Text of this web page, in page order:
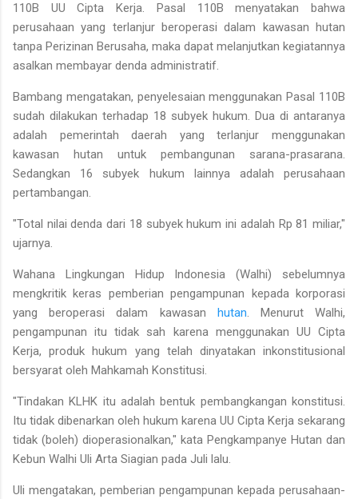
110B UU Cipta Kerja. Pasal 110B menyatakan bahwa
perusahaan yang terlanjur beroperasi dalam kawasan hutan
tanpa Perizinan Berusaha, maka dapat melanjutkan kegiatannya
asalkan membayar denda administratif.
Bambang mengatakan, penyelesaian menggunakan Pasal 110B
sudah dilakukan terhadap 18 subyek hukum. Dua di antaranya
adalah pemerintah daerah yang terlanjur menggunakan
kawasan hutan untuk pembangunan sarana-prasarana.
Sedangkan 16 subyek hukum lainnya adalah perusahaan
pertambangan.
"Total nilai denda dari 18 subyek hukum ini adalah Rp 81 miliar,"
ujarnya.
Wahana Lingkungan Hidup Indonesia (Walhi) sebelumnya
mengkritik keras pemberian pengampunan kepada korporasi
yang beroperasi dalam kawasan hutan. Menurut Walhi,
pengampunan itu tidak sah karena menggunakan UU Cipta
Kerja, produk hukum yang telah dinyatakan inkonstitusional
bersyarat oleh Mahkamah Konstitusi.
"Tindakan KLHK itu adalah bentuk pembangkangan konstitusi.
Itu tidak dibenarkan oleh hukum karena UU Cipta Kerja sekarang
tidak (boleh) dioperasionalkan," kata Pengkampanye Hutan dan
Kebun Walhi Uli Arta Siagian pada Juli lalu.
Uli mengatakan, pemberian pengampunan kepada perusahaan-